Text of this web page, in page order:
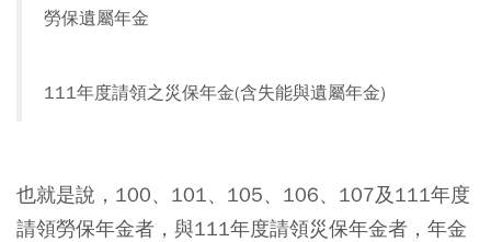
勞保遺屬年金
111年度請領之災保年金(含失能與遺屬年金)
也就是說，100、101、105、106、107及111年度
請領勞保年金者，與111年度請領災保年金者，年金